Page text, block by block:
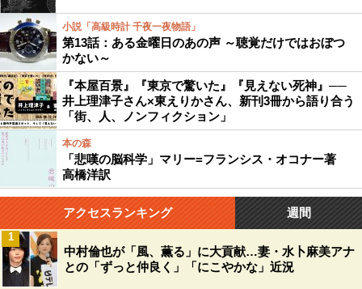
小説「高級時計 千夜一夜物語」
第13話：ある金曜日のあの声 ～聴覚だけではおぼつ
かない～
『本屋百景』『東京で驚いた』『見えない死神』──
井上理津子さん×東えりかさん、新刊3冊から語り合う
「街、人、ノンフィクション」
本の森
「悲嘆の脳科学」マリー=フランシス・オコナー著
高橋洋訳
アクセスランキング 週間
中村倫也が「風、薫る」に大貢献…妻・水卜麻美アナ
との「ずっと仲良く」「にこやかな」近況
1